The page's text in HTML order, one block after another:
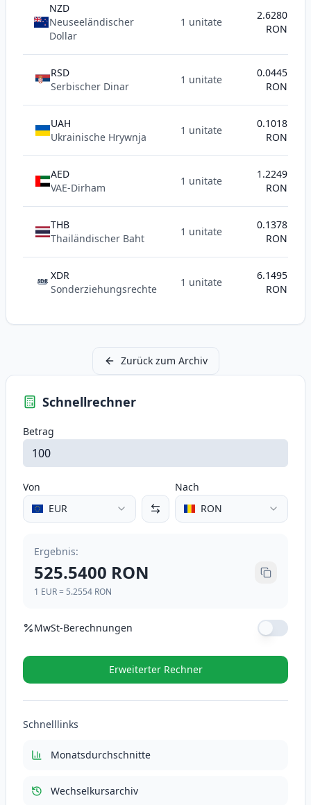
Schnellrechner
Betrag
Von
EUR
Nach
RON
Ergebnis:
525.5400 RON
1 EUR= 5.2554 RON
MwSt-Berechnungen
MwSt-Satz (%)
MwSt (21%)
Gesamt mit MwSt
Erweiterter Rechner
Schnelllinks
Monatsdurchschnitte
Wechselkursarchiv
NZD
Neuseeländischer
Dollar
1 unitate
2.6280
RON
RSD
Serbischer Dinar
1 unitate
0.0445
RON
UAH
Ukrainische Hrywnja
1 unitate
0.1018
RON
AED
VAE-Dirham
1 unitate
1.2249
RON
THB
Thailändischer Baht
1 unitate
0.1378
RON
SDR XDR
Sonderziehungsrechte
1 unitate
6.1495
RON
Zurück zum Archiv